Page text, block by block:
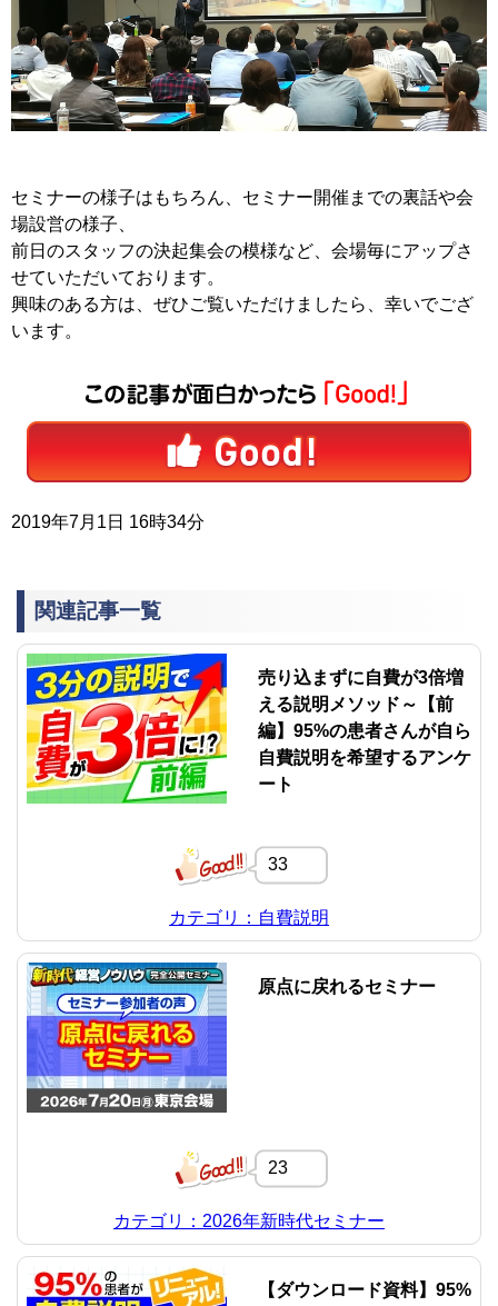
セミナーの様子はもちろん、セミナー開催までの裏話や会
場設営の様子、
前日のスタッフの決起集会の模様など、会場毎にアップさ
せていただいております。
興味のある方は、ぜひご覧いただけましたら、幸いでござ
います。
2019年7月1日 16時34分
関連記事一覧
売り込まずに自費が3倍増
える説明メソッド～【前
編】95%の患者さんが自ら
自費説明を希望するアンケ
ート
33
カテゴリ：自費説明
原点に戻れるセミナー
23
カテゴリ：2026年新時代セミナー
【ダウンロード資料】95%